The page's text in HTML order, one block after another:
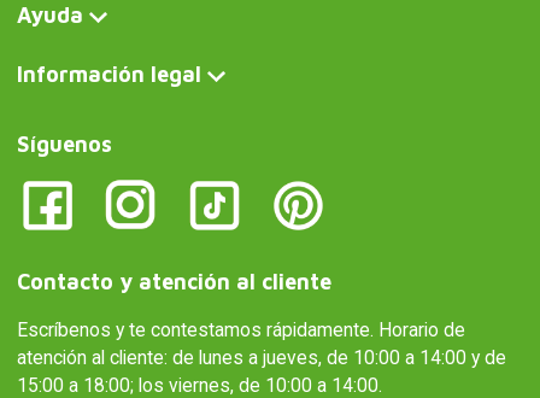
Ayuda
Información legal
Síguenos
Contacto y atención al cliente
Escríbenos y te contestamos rápidamente. Horario de
atención al cliente: de lunes a jueves, de 10:00 a 14:00 y de
15:00 a 18:00; los viernes, de 10:00 a 14:00.